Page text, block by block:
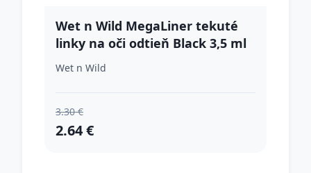
Wet n Wild MegaLiner tekuté
linky na oči odtieň Black 3,5 ml
Wet n Wild
3.30 €
2.64 €